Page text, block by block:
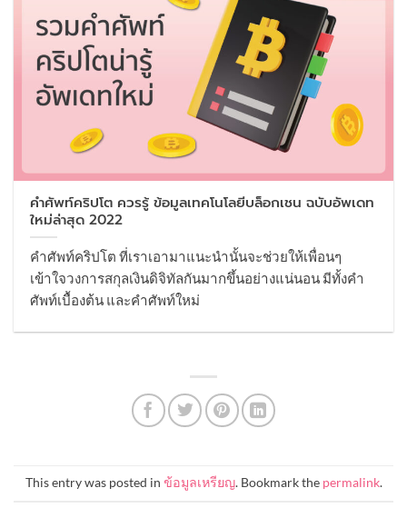
คำศัพท์คริปโต ควรรู้ ข้อมูลเทคโนโลยีบล็อกเชน ฉบับอัพเดท
ใหม่ล่าสุด 2022
คำศัพท์คริปโต ที่เราเอามาแนะนำนั้นจะช่วยให้เพื่อนๆ
เข้าใจวงการสกุลเงินดิจิทัลกันมากขึ้นอย่างแน่นอน มีทั้งคำ
ศัพท์เบื้องต้น และคำศัพท์ใหม่
This entry was posted in ข้อมูลเหรียญ. Bookmark the permalink.